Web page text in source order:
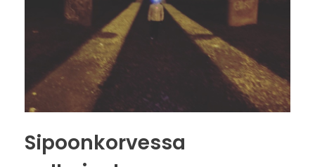
Sipoonkorvessa